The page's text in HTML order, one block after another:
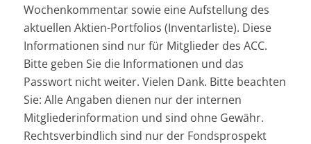
Wochenkommentar sowie eine Aufstellung des
aktuellen Aktien-Portfolios (Inventarliste). Diese
Informationen sind nur für Mitglieder des ACC.
Bitte geben Sie die Informationen und das
Passwort nicht weiter. Vielen Dank. Bitte beachten
Sie: Alle Angaben dienen nur der internen
Mitgliederinformation und sind ohne Gewähr.
Rechtsverbindlich sind nur der Fondsprospekt